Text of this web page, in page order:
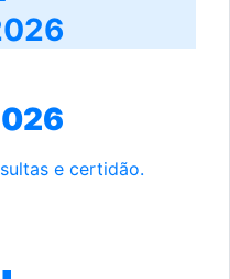
e certidão.